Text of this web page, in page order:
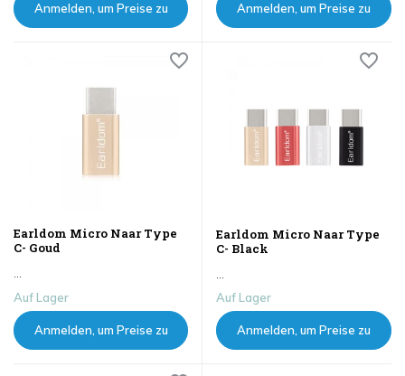
Anmelden, um Preise zu Anmelden, um Preise zu
Earldom Micro Naar Type
C- Goud
...
Auf Lager
Anmelden, um Preise zu
Earldom Micro Naar Type
C- Black
Auf Lager
Anmelden, um Preise zu